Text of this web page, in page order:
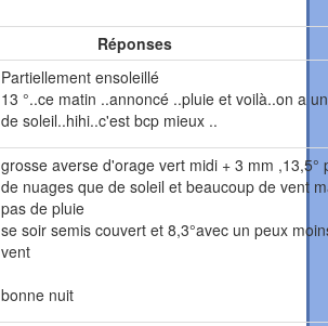
Réponses
Partiellement ensoleillé
13 °..ce matin ..annoncé ..pluie et voilà..on a
de soleil..hihi..c'est bcp mieux ..
grosse averse d'orage vert midi + 3 mm ,13,5°
de nuages que de soleil et beaucoup de vent
pas de pluie
se soir semis couvert et 8,3°avec un peux
vent
bonne nuit